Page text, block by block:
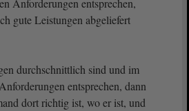
Anforderungen entsprechen,
gute Leistungen abgeliefert
durchschnittlich sind und im
entsprechen, dann
dort richtig ist, wo er ist, und